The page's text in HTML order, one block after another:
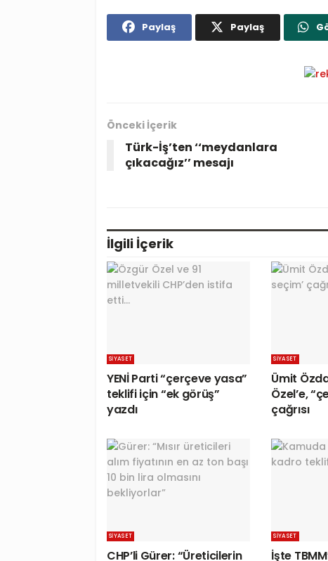
Paylaş Paylaş
Önceki İçerik
Türk-İş’ten ‘‘meydanlara
çıkacağız’’ mesajı
İlgili İçerik
SIYASET
YENİ Parti “çerçeve yasa”
teklifi için “ek görüş”
yazdı
SIYASET
Ümit
Özel’e,
çağrısı
SIYASET
CHP’li Gürer: “Üreticilerin
SIYASET
İşte